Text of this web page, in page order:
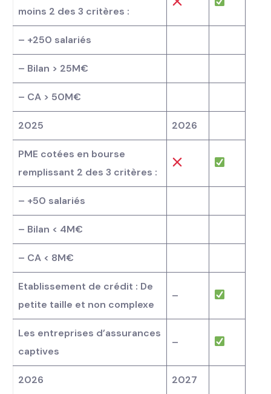
moins 2 des 3 critères :
– +250 salariés
– Bilan > 25M€
– CA > 50M€
2025 2026
PME cotées en bourse
remplissant 2 des 3 critères :
– +50 salariés
– Bilan < 4M€
– CA < 8M€
Etablissement de crédit : De
petite taille et non complexe
–
Les entreprises d’assurances
captives
–
2026 2027